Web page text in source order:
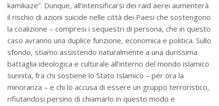
kamikaze”. Dunque, all’intensificarsi dei raid aerei aumenterà
il rischio di azioni suicide nelle città dei Paesi che sostengono
la coalizione – compresi i sequestri di persona, che in questo
caso avranno una duplice funzione, economica e politica. Sullo
sfondo, stiamo assistendo naturalmente a una durissima
battaglia ideologica e culturale all’interno del mondo islamico
sunnita, fra chi sostiene lo Stato Islamico – per ora la
minoranza – e chi lo accusa di essere un gruppo terroristico,
rifiutandosi persino di chiamarlo in questo modo e